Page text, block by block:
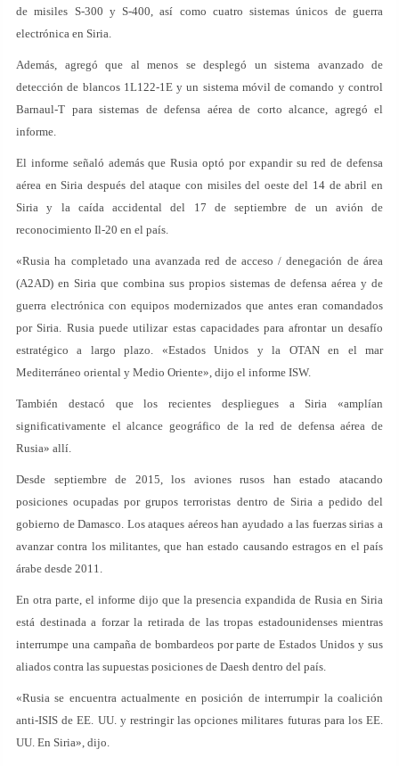
de misiles S-300 y S-400, así como cuatro sistemas únicos de guerra
electrónica en Siria.
Además, agregó que al menos se desplegó un sistema avanzado de
detección de blancos 1L122-1E y un sistema móvil de comando y control
Barnaul-T para sistemas de defensa aérea de corto alcance, agregó el
informe.
El informe señaló además que Rusia optó por expandir su red de defensa
aérea en Siria después del ataque con misiles del oeste del 14 de abril en
Siria y la caída accidental del 17 de septiembre de un avión de
reconocimiento Il-20 en el país.
«Rusia ha completado una avanzada red de acceso / denegación de área
(A2AD) en Siria que combina sus propios sistemas de defensa aérea y de
guerra electrónica con equipos modernizados que antes eran comandados
por Siria. Rusia puede utilizar estas capacidades para afrontar un desafío
estratégico a largo plazo. «Estados Unidos y la OTAN en el mar
Mediterráneo oriental y Medio Oriente», dijo el informe ISW.
También destacó que los recientes despliegues a Siria «amplían
significativamente el alcance geográfico de la red de defensa aérea de
Rusia» allí.
Desde septiembre de 2015, los aviones rusos han estado atacando
posiciones ocupadas por grupos terroristas dentro de Siria a pedido del
gobierno de Damasco. Los ataques aéreos han ayudado a las fuerzas sirias a
avanzar contra los militantes, que han estado causando estragos en el país
árabe desde 2011.
En otra parte, el informe dijo que la presencia expandida de Rusia en Siria
está destinada a forzar la retirada de las tropas estadounidenses mientras
interrumpe una campaña de bombardeos por parte de Estados Unidos y sus
aliados contra las supuestas posiciones de Daesh dentro del país.
«Rusia se encuentra actualmente en posición de interrumpir la coalición
anti-ISIS de EE. UU. y restringir las opciones militares futuras para los EE.
UU. En Siria», dijo.